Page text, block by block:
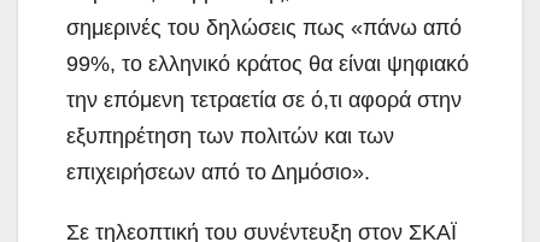
σημερινές του δηλώσεις πως «πάνω από
99%, το ελληνικό κράτος θα είναι ψηφιακό
την επόμενη τετραετία σε ό,τι αφορά στην
εξυπηρέτηση των πολιτών και των
επιχειρήσεων από το Δημόσιο».
Σε τηλεοπτική του συνέντευξη στον ΣΚΑΪ